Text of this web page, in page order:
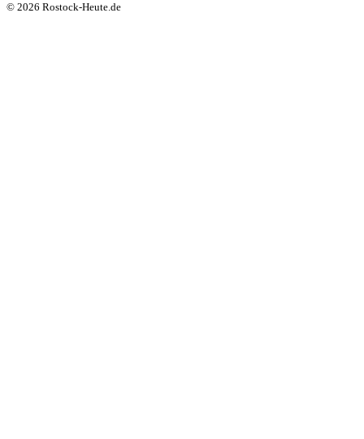
© 2026 Rostock-Heute.de